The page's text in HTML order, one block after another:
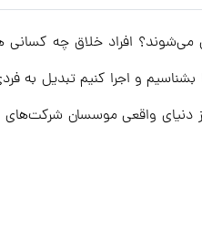
می‌شوند؟ افراد خلاق چه
و اجرا کنیم تبدیل به
می‌کنیم و با مثال‌هایی از دنیای واقعی